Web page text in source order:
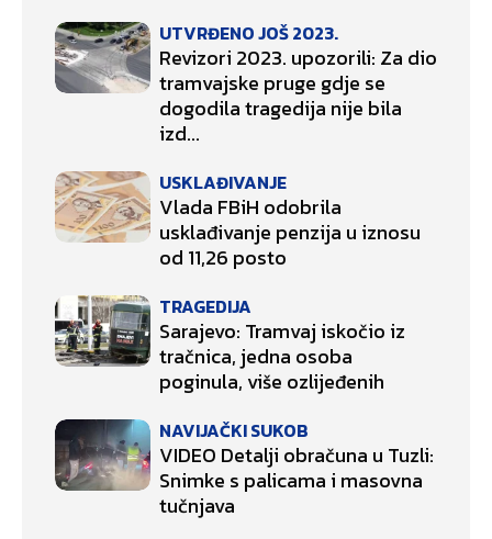
UTVRĐENO JOŠ 2023.
Revizori 2023. upozorili: Za dio
tramvajske pruge gdje se
dogodila tragedija nije bila
izd...
USKLAĐIVANJE
Vlada FBiH odobrila
usklađivanje penzija u iznosu
od 11,26 posto
TRAGEDIJA
Sarajevo: Tramvaj iskočio iz
tračnica, jedna osoba
poginula, više ozlijeđenih
NAVIJAČKI SUKOB
VIDEO Detalji obračuna u Tuzli:
Snimke s palicama i masovna
tučnjava